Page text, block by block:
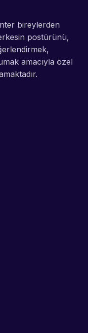
bireylerden
postürünü,
amacıyla özel